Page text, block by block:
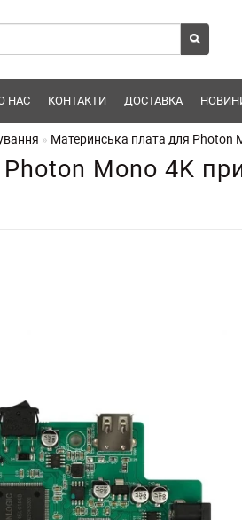
НАС КОНТАКТИ ДОСТАВКА
Материнська плата для Photon
Mono 4K